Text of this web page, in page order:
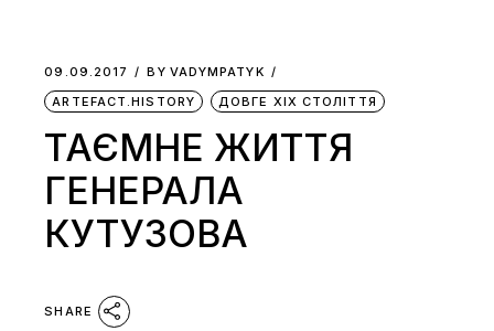
09.09.2017 BY VADYMPATYK
ARTEFACT.HISTORY
ДОВГЕ ХІХ СТОЛІТТЯ
ТАЄМНЕ ЖИТТЯ
ГЕНЕРАЛА
КУТУЗОВА
SHARE